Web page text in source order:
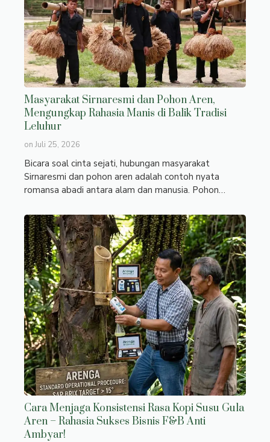
Masyarakat Sirnaresmi dan Pohon Aren,
Mengungkap Rahasia Manis di Balik Tradisi
Leluhur
on Juli 25, 2026
Bicara soal cinta sejati, hubungan masyarakat
Sirnaresmi dan pohon aren adalah contoh nyata
romansa abadi antara alam dan manusia. Pohon…
Cara Menjaga Konsistensi Rasa Kopi Susu Gula
Aren – Rahasia Sukses Bisnis F&B Anti
Ambyar!